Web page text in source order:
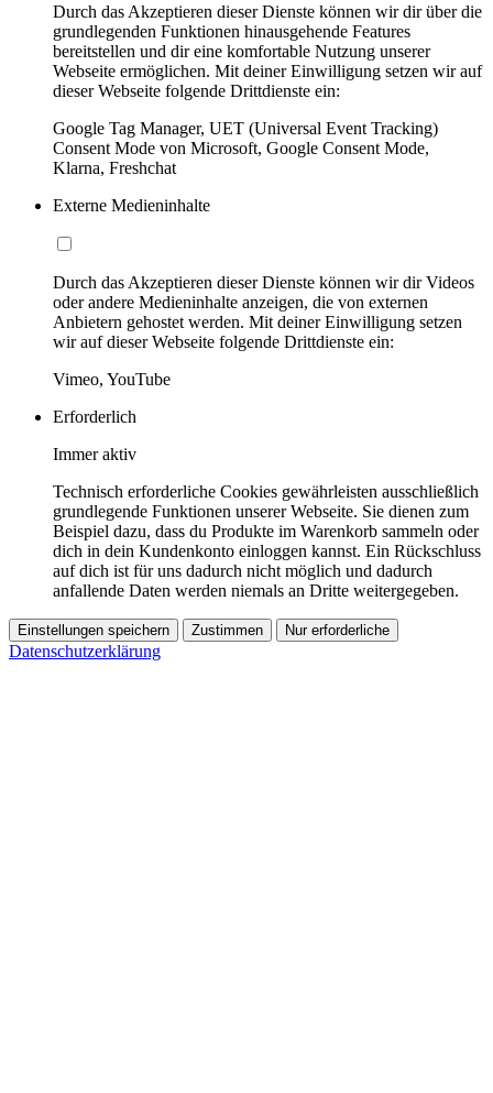
Durch das Akzeptieren dieser Dienste können wir dir über die
grundlegenden Funktionen hinausgehende Features
bereitstellen und dir eine komfortable Nutzung unserer
Webseite ermöglichen. Mit deiner Einwilligung setzen wir auf
dieser Webseite folgende Drittdienste ein:
Google Tag Manager, UET (Universal Event Tracking)
Consent Mode von Microsoft, Google Consent Mode,
Klarna, Freshchat
Externe Medieninhalte
Durch das Akzeptieren dieser Dienste können wir dir Videos
oder andere Medieninhalte anzeigen, die von externen
Anbietern gehostet werden. Mit deiner Einwilligung setzen
wir auf dieser Webseite folgende Drittdienste ein:
Vimeo, YouTube
Erforderlich
Immer aktiv
Technisch erforderliche Cookies gewährleisten ausschließlich
grundlegende Funktionen unserer Webseite. Sie dienen zum
Beispiel dazu, dass du Produkte im Warenkorb sammeln oder
dich in dein Kundenkonto einloggen kannst. Ein Rückschluss
auf dich ist für uns dadurch nicht möglich und dadurch
anfallende Daten werden niemals an Dritte weitergegeben.
Einstellungen speichern Zustimmen Nur erforderliche
Datenschutzerklärung